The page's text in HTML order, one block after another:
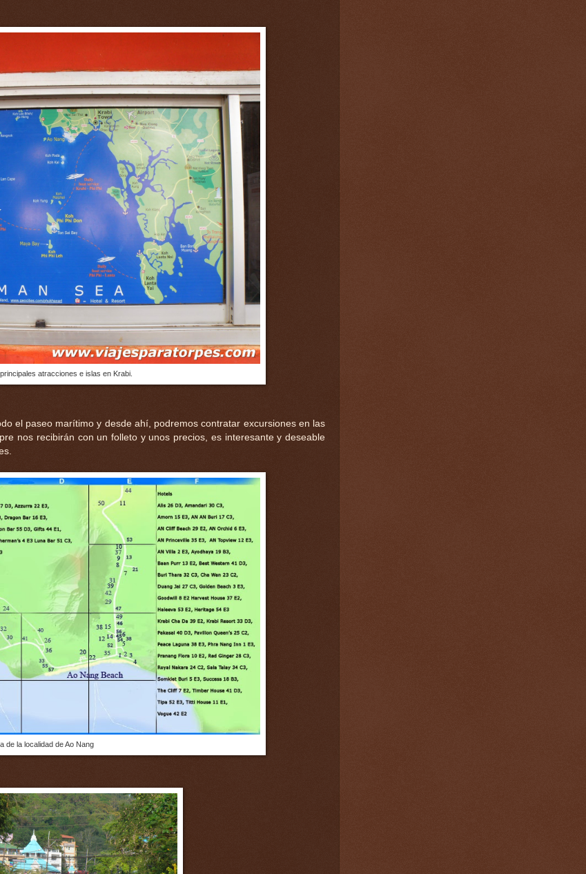
atracciones e islas en Krabi.
el paseo marítimo y desde ahí, podremos contratar excursiones en las
nos recibirán con un folleto y unos precios, es interesante y deseable
de la localidad de Ao Nang